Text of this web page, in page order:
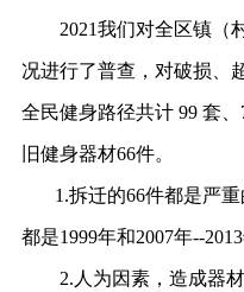
2021我们对全区镇（
况进行了普查，对破损、
全民健身路径共计 99 套
旧健身器材66件。
1.拆迁的66件都是严重
都是1999年和2007年--
2.人为因素，造成器材